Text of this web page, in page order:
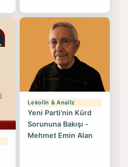
Lekolîn & Analîz
Yeni Parti'nin Kürd
Sorununa Bakışı -
Mehmet Emin Alan